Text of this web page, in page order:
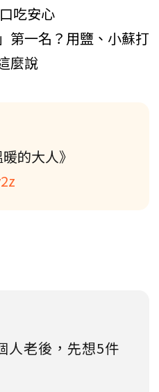
吃安心
第一名？用鹽、小蘇打
麼說
的大人》
人老後，先想5件